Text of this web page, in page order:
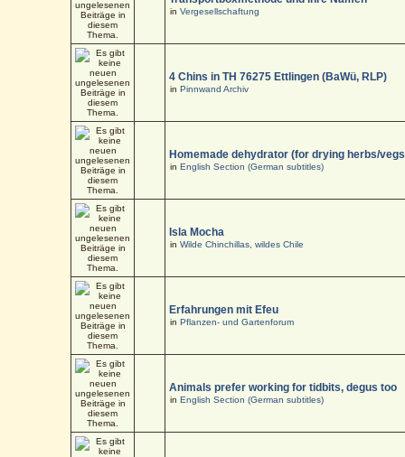
inVergesellschaftung
4 Chins in TH 76275 Ettlingen (BaWü, RLP)
inPinnwand Archiv
Homemade dehydrator (for drying herbs/
inEnglish Section (German subtitles)
Isla Mocha
inWilde Chinchillas, wildes Chile
Erfahrungen mit Efeu
inPflanzen- und Gartenforum
Animals prefer working for tidbits, degus too
inEnglish Section (German subtitles)